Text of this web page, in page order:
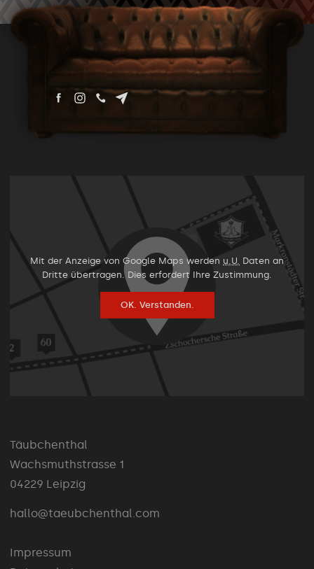
Mit der Anzeige von Google Maps werden u.U. Daten an
Dritte übertragen. Dies erfordert Ihre Zustimmung.
OK. Verstanden.
Täubchenthal
Wachsmuthstrasse 1
04229 Leipzig
hallo@taeubchenthal.com
Impressum